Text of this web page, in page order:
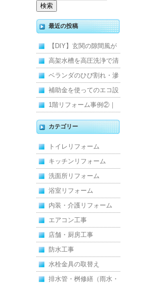
最近の投稿
【DIY】玄関の隙間風が
寒くて断熱ドアに交換し
ました
高架水槽を高圧洗浄で清
掃！衛生的な給水環境を
維持｜施工事例
ベランダのひび割れ・滲
みを解消！賃貸マンショ
ン防水工事
補助金を使ってのエコ設
備住宅リフォーム
1階リフォーム事例②｜
キッチン・床・収納を一
新し、扉新設で動線を整
えた全面改修
カテゴリー
トイレリフォーム
キッチンリフォーム
洗面所リフォーム
浴室リフォーム
内装・介護リフォーム
エアコン工事
店舗・厨房工事
防水工事
水栓金具の取替え
排水管・桝修繕（雨水・